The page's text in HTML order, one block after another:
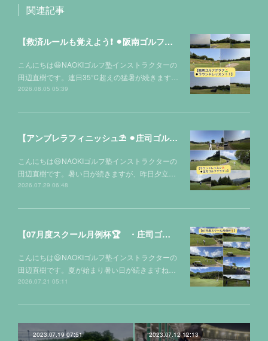
関連記事
【救済ルールも覚えよう❗️ ⚫︎阪南ゴルフクラブ⛳️】
こんにちは😃NAOKIゴルフ塾インストラクターの
田辺直樹です。連日35℃超えの猛暑が続きます…
2026.08.05 05:39
【アンブレラフィニッシュ⛱️ ⚫︎庄司ゴルフクラブ⛳️】
こんにちは😃NAOKIゴルフ塾インストラクターの
田辺直樹です。暑い日が続きますが、昨日夕立…
2026.07.29 06:48
【07月度スクール月例杯🏆 ・庄司ゴルフクラブ⛳️】
こんにちは😃NAOKIゴルフ塾インストラクターの
田辺直樹です。夏が始まり暑い日が続きますね…
2026.07.21 05:11
2023.07.19 07:51 2023.07.12 12:13